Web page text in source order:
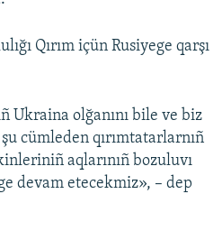
Qırım içün Rusiyege qarşı
Ukraina olğanını bile ve biz
cümleden qırımtatarlarnıñ
aqlarınıñ bozuluvı
devam etecekmiz», – dep